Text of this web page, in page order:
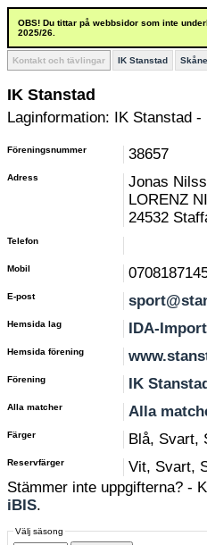
OBS! Du tittar på webbsidor som inte
2025/26.
Kontakt och tävlingar IK Stanstad
IK Stanstad
Laginformation: IK Stanstad
Föreningsnummer 38657
Adress
Jonas
LORENZ
24532
Telefon
Mobil
E-post
Hemsida lag IDA-Import
Hemsida förening
Förening IK
Alla matcher Alla
Färger Blå, Svart,
Reservfärger
Vit, Svart,
Stämmer inte uppgifterna? -
iBIS.
Välj säsong